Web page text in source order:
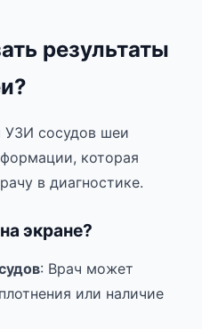
результаты
УЗИ сосудов шеи
которая
в диагностике.
экране?
: Врач может
или наличие